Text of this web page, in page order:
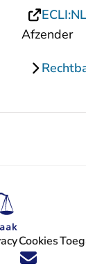
Afzender
(Twitter) - U
op Facebook - U
op
ons op
Volg ons op
'Blijf op de
Cookies